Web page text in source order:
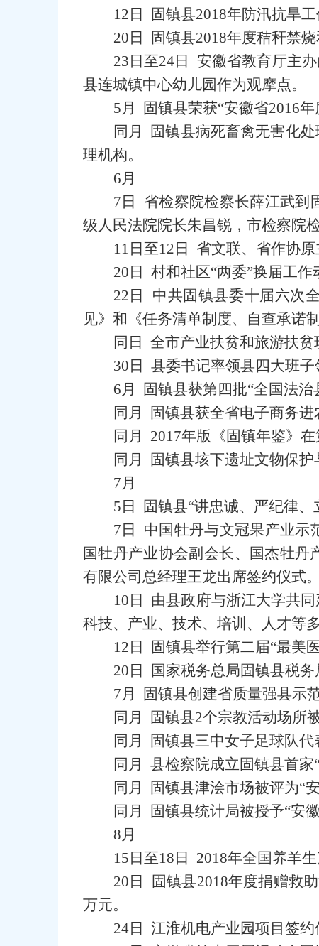
12日 固镇县2018年防汛抗旱
20日 固镇县2018年度秸秆禁
23日至24日 安徽省教育厅主
县连城镇中心幼儿园作为观摩点。
5月 固镇县荣获“安徽省2016年
同月 固镇县病死畜禽无害化
理机构。
6月
7日 省检察院检察长薛江武到
级人民法院院长朱昌锐，市检察院
11日至12日 省文联、省作协
20日 村和社区“两委”换届工作
22日 中共固镇县委十届六次
见》和《任务清单制度、自查承诺
同日 全市产业扶贫和旅游扶贫
30日 县委书记率领县四大班
6月 固镇县获第四批“全国法治
同月 固镇县获全省电子商务进
同月 2017年版《固镇年鉴》
同月 固镇县垓下遗址文物保护
7月
5日 固镇县“讲忠诚、严纪律、
7日 中国牡丹与文冠果产业示
国牡丹产业协会副会长、国杰牡
有限公司总经理王龙出席签约仪式。
10日 由县政府与浙江大学共
科技、产业、技术、培训、人才等
12日 固镇县举行第二届“最美
20日 国家税务总局固镇县税务
7月 固镇县创建省质量强县示
同月 固镇县2个宗教活动场所
同月 固镇县三中女子足球队代
同月 县检察院成立固镇县首家
同月 固镇县津浍市场被评为“
同月 固镇县统计局被授予“安
8月
15日至18日 2018年全国养羊
20日 固镇县2018年度捐赠救
万元。
24日 江淮机电产业园项目签约